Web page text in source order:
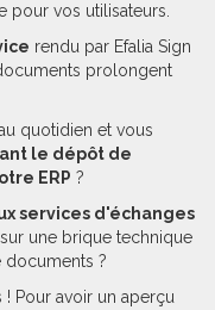
pour vos utilisateurs.
rendu par Efalia Sign
prolongent
quotidien et vous
le dépôt de
ERP ?
services d'échanges
une brique technique
documents ?
! Pour avoir un aperçu